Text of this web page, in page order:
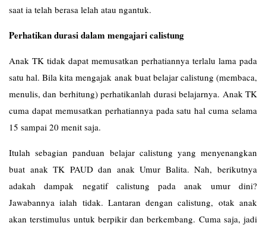
saat ia telah berasa lelah atau ngantuk.
Perhatikan durasi dalam mengajari calistung
Anak TK tidak dapat memusatkan perhatiannya terlalu lama pada
satu hal. Bila kita mengajak anak buat belajar calistung (membaca,
menulis, dan berhitung) perhatikanlah durasi belajarnya. Anak TK
cuma dapat memusatkan perhatiannya pada satu hal cuma selama
15 sampai 20 menit saja.
Itulah sebagian panduan belajar calistung yang menyenangkan
buat anak TK PAUD dan anak Umur Balita. Nah, berikutnya
adakah dampak negatif calistung pada anak umur dini?
Jawabannya ialah tidak. Lantaran dengan calistung, otak anak
akan terstimulus untuk berpikir dan berkembang. Cuma saja, jadi